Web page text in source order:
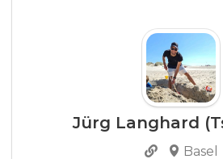
Jürg Langhard
Basel